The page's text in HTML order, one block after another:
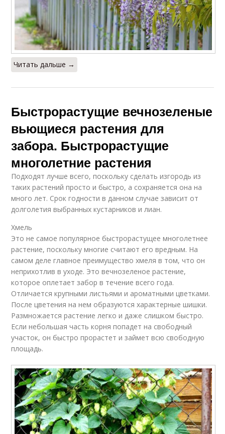
Читать дальше →
Быстрорастущие вечнозеленые
вьющиеся растения для
забора. Быстрорастущие
многолетние растения
Подходят лучше всего, поскольку сделать изгородь из
таких растений просто и быстро, а сохраняется она на
много лет. Срок годности в данном случае зависит от
долголетия выбранных кустарников и лиан.
Хмель
Это не самое популярное быстрорастущее многолетнее
растение, поскольку многие считают его вредным. На
самом деле главное преимущество хмеля в том, что он
неприхотлив в уходе. Это вечнозеленое растение,
которое оплетает забор в течение всего года.
Отличается крупными листьями и ароматными цветками.
После цветения на нем образуются характерные шишки.
Размножается растение легко и даже слишком быстро.
Если небольшая часть корня попадет на свободный
участок, он быстро прорастет и займет всю свободную
площадь.